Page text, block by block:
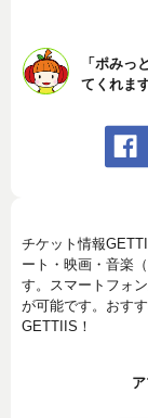
「ポみっ
てくれま
チケット情報
ート・映画・音楽
す。スマートフォ
が可能です。おす
GETTIIS！